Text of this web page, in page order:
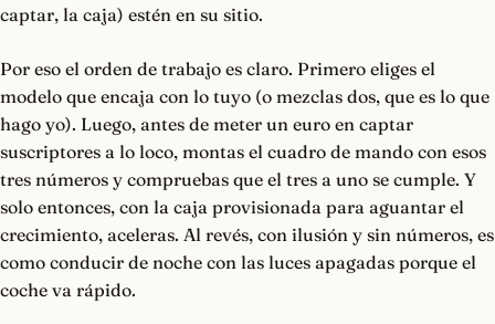
captar, la caja) estén en su sitio.
Por eso el orden de trabajo es claro. Primero eliges el
modelo que encaja con lo tuyo (o mezclas dos, que es lo que
hago yo). Luego, antes de meter un euro en captar
suscriptores a lo loco, montas el cuadro de mando con esos
tres números y compruebas que el tres a uno se cumple. Y
solo entonces, con la caja provisionada para aguantar el
crecimiento, aceleras. Al revés, con ilusión y sin números, es
como conducir de noche con las luces apagadas porque el
coche va rápido.